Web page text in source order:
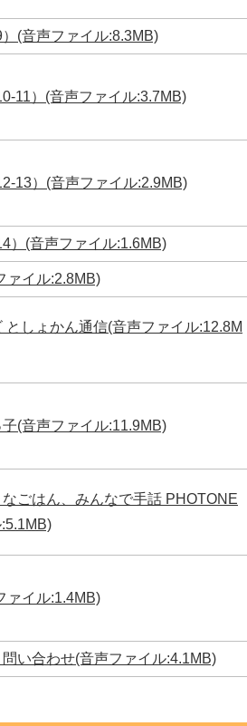
(音声ファイル:8.3MB)
11）(音声ファイル:3.7MB)
13）(音声ファイル:2.9MB)
）(音声ファイル:1.6MB)
ァイル:2.8MB)
としょかん通信(音声ファイル:12.8M
(音声ファイル:11.9MB)
ごはん、みんなで手話 PHOTONE
ァイル:1.4MB)
い合わせ(音声ファイル:4.1MB)